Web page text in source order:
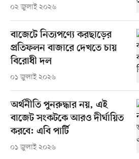
০২ জুলাই ২০২৬
বাজেটে নিত্যপণ্যে করছাড়ের
প্রতিফলন বাজারে দেখতে চায়
বিরোধী দল
০১ জুলাই ২০২৬
অর্থনীতি পুনরুদ্ধার নয়, এই
বাজেট সংকটকে আরও দীর্ঘায়িত
করবে: এবি পার্টি
০১ জুলাই ২০২৬